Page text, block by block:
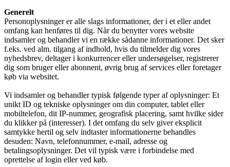
Generelt
Personoplysninger er alle slags informationer, der i et eller andet
omfang kan henføres til dig. Når du benytter vores website
indsamler og behandler vi en række sådanne informationer. Det sker
f.eks. ved alm. tilgang af indhold, hvis du tilmelder dig vores
nyhedsbrev, deltager i konkurrencer eller undersøgelser, registrerer
dig som bruger eller abonnent, øvrig brug af services eller foretager
køb via websitet.
Vi indsamler og behandler typisk følgende typer af oplysninger: Et
unikt ID og tekniske oplysninger om din computer, tablet eller
mobiltelefon, dit IP-nummer, geografisk placering, samt hvilke sider
du klikker på (interesser). I det omfang du selv giver eksplicit
samtykke hertil og selv indtaster informationerne behandles
desuden: Navn, telefonnummer, e-mail, adresse og
betalingsoplysninger. Det vil typisk være i forbindelse med
oprettelse af login eller ved køb.